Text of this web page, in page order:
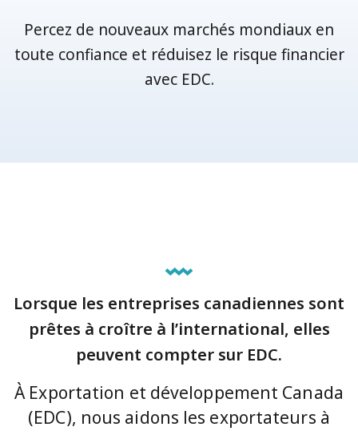
Percez de nouveaux marchés mondiaux en
toute confiance et réduisez le risque financier
avec EDC.
Lorsque les entreprises canadiennes sont
prêtes à croître à l’international, elles
peuvent compter sur EDC.
À Exportation et développement Canada
(EDC), nous aidons les exportateurs à